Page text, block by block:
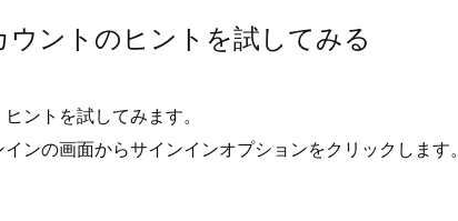
ントのヒントを試してみる
ントを試してみます。
ンの画面からサインインオプションをクリックします。